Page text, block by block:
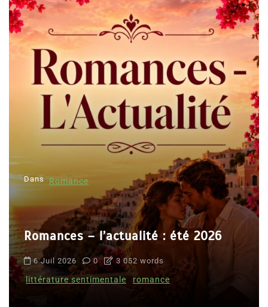
Dans Romance
Romances – l’actualité : été 2026
6 Juil 2026 0 3 052 words
littérature sentimentale romance